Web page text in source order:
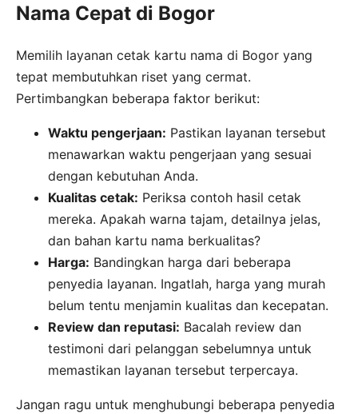
Nama Cepat di Bogor
Memilih layanan cetak kartu nama di Bogor yang
tepat membutuhkan riset yang cermat.
Pertimbangkan beberapa faktor berikut:
Waktu pengerjaan: Pastikan layanan tersebut
menawarkan waktu pengerjaan yang sesuai
dengan kebutuhan Anda.
Kualitas cetak: Periksa contoh hasil cetak
mereka. Apakah warna tajam, detailnya jelas,
dan bahan kartu nama berkualitas?
Harga: Bandingkan harga dari beberapa
penyedia layanan. Ingatlah, harga yang murah
belum tentu menjamin kualitas dan kecepatan.
Review dan reputasi: Bacalah review dan
testimoni dari pelanggan sebelumnya untuk
memastikan layanan tersebut terpercaya.
Jangan ragu untuk menghubungi beberapa penyedia